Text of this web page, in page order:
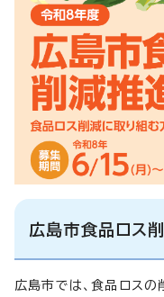
広島市食品ロス
広島市では、食品ロス